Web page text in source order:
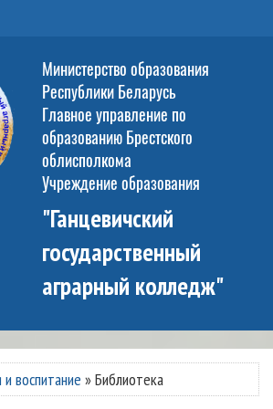
Министерство образования
Республики Беларусь
Главное управление по
образованию Брестского
облисполкома
Учреждение образования
"Ганцевичский
государственный
аграрный колледж"
воспитание »Библиотека